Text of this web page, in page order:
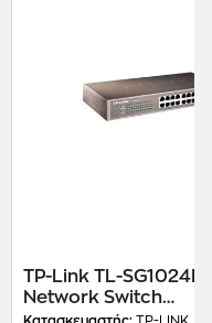
TP-Link TL-SG1024D
Network Switch
Unmanaged L2